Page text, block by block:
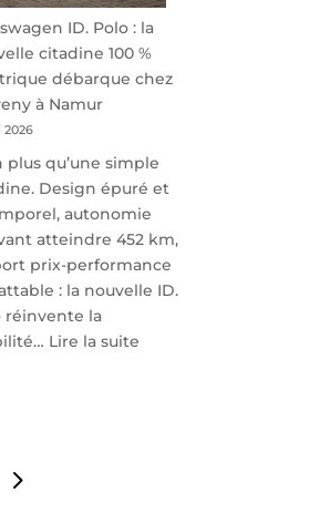
ID. Polo : la
citadine 100 %
débarque chez
à Namur
2026
plus qu’une simple
Design épuré et
autonomie
atteindre 452 km,
prix-performance
: la nouvelle ID.
réinvente la
Lire la suite